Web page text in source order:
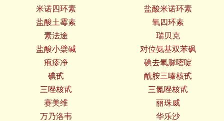
米诺四环素
盐酸米诺环素
盐酸土霉素
氧四环素
素法途
瑞贝克
盐酸小檗碱
对位氨基双苯砜
疱疹净
碘去氧脲嘧啶
碘甙
酰胺三嗪核甙
三唑核甙
三氮唑核甙
赛美维
丽珠威
万乃洛韦
华乐沙